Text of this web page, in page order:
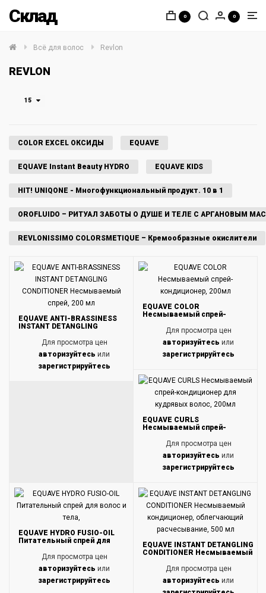
Склад 0 0
Всё для волос Revlon
REVLON
15
COLOR EXCEL ОКСИДЫ EQUAVE
EQUAVE Instant Beauty HYDRO EQUAVE KIDS
HIT! UNIQONE - Многофункциональный продукт. 10 в 1
OROFLUIDO – РИТУАЛ ЗАБОТЫ О ДУШЕ И ТЕЛЕ С АРГАНОВЫМ
REVLONISSIMO COLORSMETIQUE – Кремообразные окислители
EQUAVE ANTI-BRASSINESS
INSTANT DETANGLING
спрей, 200 мл
Для просмотра цен
авторизуйтесь или
зарегистрируйтесь
EQUAVE COLOR
Несмываемый спрей-
Для просмотра цен
авторизуйтесь или
зарегистрируйтесь
EQUAVE CURLS
Несмываемый спрей-
волос, 200мл
Для просмотра цен
авторизуйтесь или
зарегистрируйтесь
EQUAVE HYDRO FUSIO-OIL
Питательный спрей для
Для просмотра цен
авторизуйтесь или
зарегистрируйтесь
EQUAVE INSTANT DETANGLING
CONDITIONER Несмываемый
расчесывание, 500 мл
Для просмотра цен
авторизуйтесь или